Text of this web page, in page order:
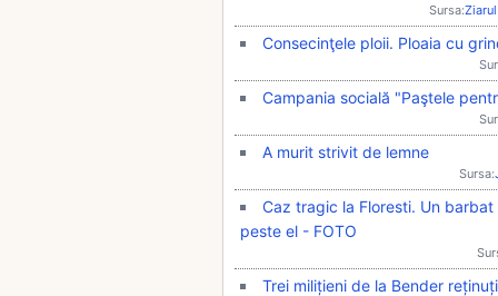
Sursa:
Consecinţele ploii. Ploaia cu
Campania socială "Paştele
A murit strivit de lemne
Sursa:
Caz tragic la Floresti. Un
peste el - FOTO
Trei milițieni de la Bender